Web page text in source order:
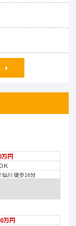
円
Ｋ
川 徒歩16分
万円